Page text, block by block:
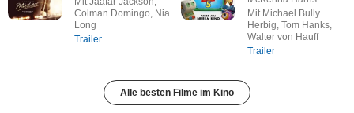
Colman Domingo, Nia
Long
Trailer
Mit Michael Bully
Herbig, Tom Hanks,
Walter von Hauff
Trailer
Alle besten Filme im Kino